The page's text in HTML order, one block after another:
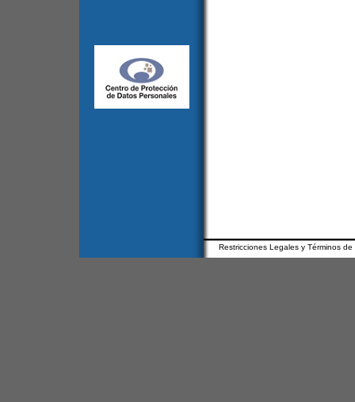
Restricciones Legales y Términos de